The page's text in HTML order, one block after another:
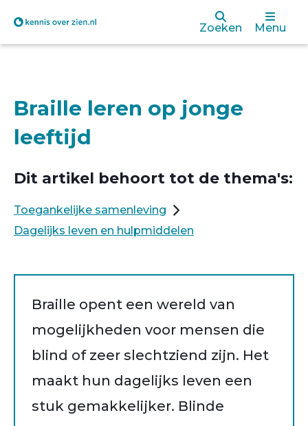
Overslaan
inhoud
gaan
Zoeken Menu
Braille leren op jonge
leeftijd
Dit artikel behoort tot de thema's:
Toegankelijke samenleving
Dagelijks leven en hulpmiddelen
Braille opent een wereld van
mogelijkheden voor mensen die
blind of zeer slechtziend zijn. Het
maakt hun dagelijks leven een
stuk gemakkelijker. Blinde